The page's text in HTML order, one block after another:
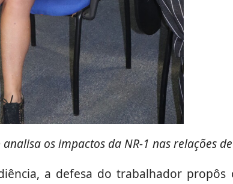
os impactos da NR-1 nas relações
a defesa do trabalhador